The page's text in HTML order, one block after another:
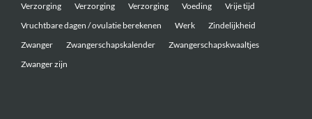
Verzorging
Verzorging Verzorging Voeding
Vrije tijd
Vruchtbare dagen / ovulatie berekenen
Werk
Zindelijkheid
Zwanger
Zwangerschapskalender
Zwangerschapskwaaltjes
Zwanger zijn